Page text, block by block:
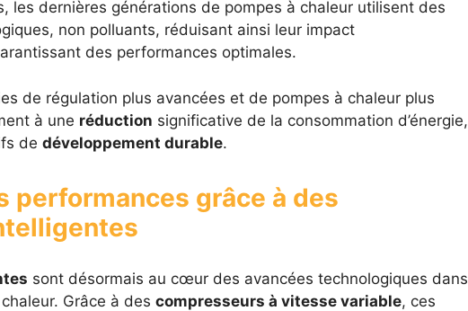
les dernières générations de pompes à chaleur utilisent des
non polluants, réduisant ainsi leur impact
des performances optimales.
de régulation plus avancées et de pompes à chaleur plus
à une réduction significative de la consommation d’énergie,
de développement durable.
performances grâce à des
sont désormais au cœur des avancées technologiques dans
Grâce à des compresseurs à vitesse variable, ces